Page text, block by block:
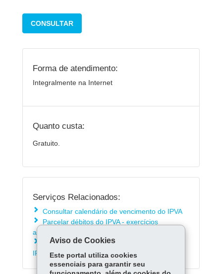
CONSULTAR
Forma de atendimento:
Integralmente na Internet
Quanto custa:
Gratuito.
Serviços Relacionados:
Consultar calendário de vencimento do IPVA
Parcelar débitos do IPVA - exercícios
anteriores e dívida ativa
Consultar perguntas mais frequentes sobre o
IPVA
Aviso de Cookies
Este portal utiliza cookies
essenciais para garantir seu